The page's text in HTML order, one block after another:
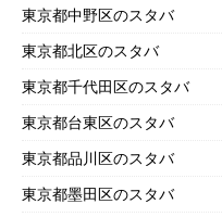
東京都中野区のスタバ
東京都北区のスタバ
東京都千代田区のスタバ
東京都台東区のスタバ
東京都品川区のスタバ
東京都墨田区のスタバ